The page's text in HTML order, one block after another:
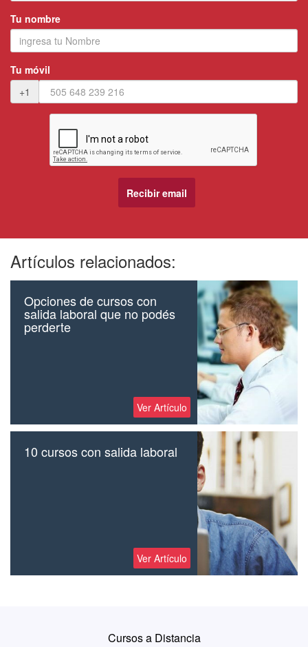
Tu nombre
Tu móvil
+1
Artículos relacionados:
Opciones de cursos con
salida laboral que no podés
perderte
Ver Artículo
10 cursos con salida laboral
Ver Artículo
Cursos a Distancia